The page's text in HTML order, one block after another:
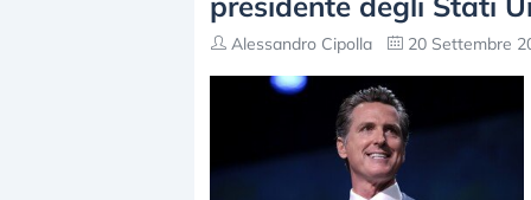
Alessandro Cipolla 20 Settembre